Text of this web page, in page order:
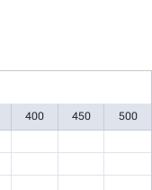
400 450 500